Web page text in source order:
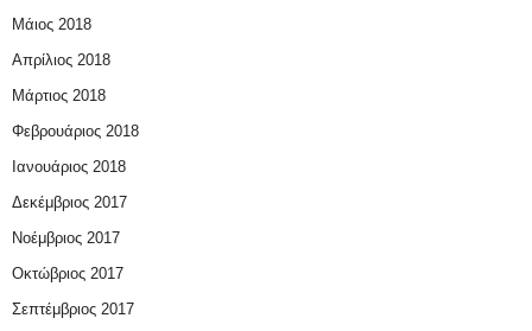
Μάιος 2018
Απρίλιος 2018
Μάρτιος 2018
Φεβρουάριος 2018
Ιανουάριος 2018
Δεκέμβριος 2017
Νοέμβριος 2017
Οκτώβριος 2017
Σεπτέμβριος 2017